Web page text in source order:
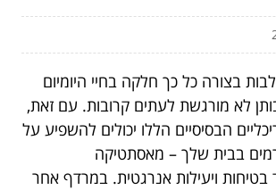
בצורה כל כך חלקה בחיי היומיום
לא מורגשת לעתים קרובות. עם זאת,
הבסיסיים הללו יכולים להשפיע על
בבית שלך – מאסתטיקה
בטיחות ויעילות אנרגטית. במרדף אחר